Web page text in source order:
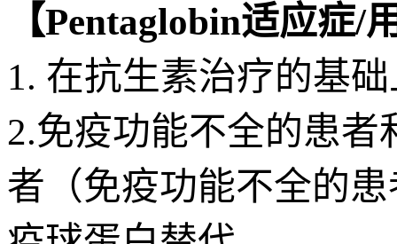
【Pentaglobin适应症/
1. 在抗生素治疗的基
2.免疫功能不全的患
者（免疫功能不全的